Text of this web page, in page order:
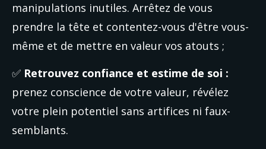
manipulations inutiles. Arrêtez de vous
prendre la tête et contentez-vous d'être vous-
même et de mettre en valeur vos atouts ;
✅ Retrouvez confiance et estime de soi :
prenez conscience de votre valeur, révélez
votre plein potentiel sans artifices ni faux-
semblants.